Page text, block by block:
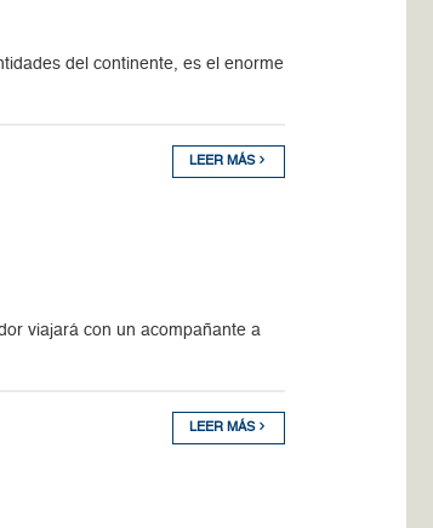
del continente, es el enorme
LEER MÁS
viajará con un acompañante a
LEER MÁS